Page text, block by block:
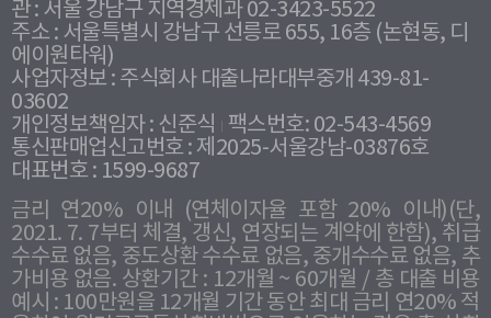
관 : 서울 강남구 지역경제과 02-3423-5522
주소 : 서울특별시 강남구 선릉로 655, 16층 (논현동, 디
에이원타워)
사업자정보 : 주식회사 대출나라대부중개 439-81-
03602
개인정보책임자 : 신준식
팩스번호: 02-543-4569
통신판매업신고번호 : 제2025-서울강남-03876호
대표번호 : 1599-9687
금리 연20% 이내 (연체이자율 포함 20% 이내)(단,
2021. 7. 7부터 체결, 갱신, 연장되는 계약에 한함), 취급
수수료 없음, 중도상환 수수료 없음, 중개수수료 없음, 추
가비용 없음. 상환기간 : 12개월 ~ 60개월 / 총 대출 비용
예시 : 100만원을 12개월 기간 동안 최대 금리 연20% 적